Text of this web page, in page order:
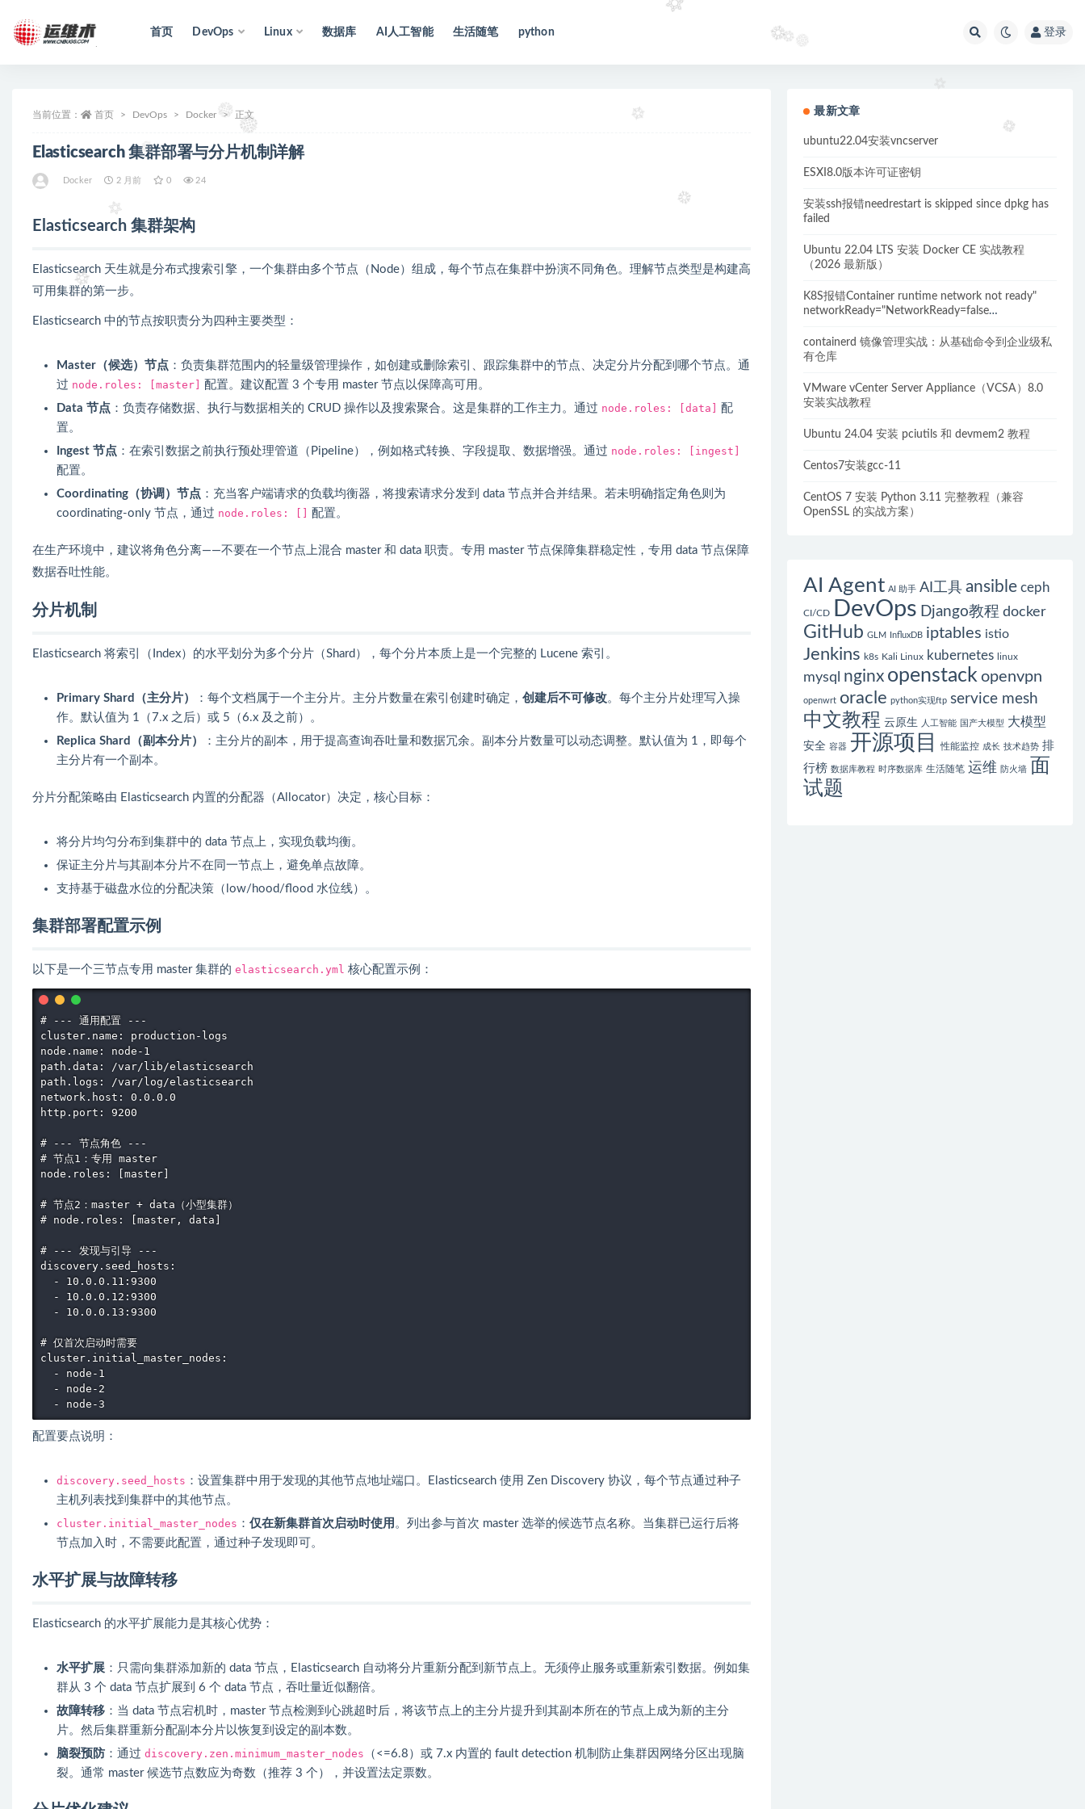
首页 DevOps Linux 数据库 AI人工智能 生活随笔 python 登录
当前位置： 首页 DevOps Docker 正文
Elasticsearch 集群部署与分片机制详解
Docker 2 月前 0 24
Elasticsearch 集群架构
Elasticsearch 天生就是分布式搜索引擎，一个集群由多个节点（Node）组成，每个节点在集群中扮演不同角色。理解节点类型是构建高
可用集群的第一步。
Elasticsearch 中的节点按职责分为四种主要类型：
Master（候选）节点 ：负责集群范围内的轻量级管理操作，如创建或删除索引、跟踪集群中的节点、决定分片分配到哪个节点。通
过 node.roles: [master]
配置。建议配置 3 个专用 master 节点以保障高可用。
Data 节点 ：负责存储数据、执行与数据相关的 CRUD 操作以及搜索聚合。这是集群的工作主力。通过 node.roles: [data]
配
置。
Ingest 节点 ：在索引数据之前执行预处理管道（Pipeline），例如格式转换、字段提取、数据增强。通过 node.roles: [ingest]
配置。
Coordinating（协调）节点 ：充当客户端请求的负载均衡器，将搜索请求分发到 data 节点并合并结果。若未明确指定角色则为
coordinating-only 节点，通过 node.roles: [] 配置。
在生产环境中，建议将角色分离——不要在一个节点上混合 master 和 data 职责。专用 master 节点保障集群稳定性，专用 data 节点保障
数据吞吐性能。
分片机制
Elasticsearch 将索引（Index）的水平划分为多个分片（Shard），每个分片本质上是一个完整的 Lucene 索引。
Primary Shard（主分片） ：每个文档属于一个主分片。主分片数量在索引创建时确定， 创建后不可修改。每个主分片处理写入操
作。默认值为 1（7.x 之后）或 5（6.x 及之前）。
Replica Shard（副本分片）
：主分片的副本，用于提高查询吞吐量和数据冗余。副本分片数量可以动态调整。默认值为 1，即每个
主分片有一个副本。
分片分配策略由 Elasticsearch 内置的分配器（Allocator）决定，核心目标：
将分片均匀分布到集群中的 data 节点上，实现负载均衡。
保证主分片与其副本分片不在同一节点上，避免单点故障。
支持基于磁盘水位的分配决策（low/hood/flood 水位线）。
集群部署配置示例
以下是一个三节点专用 master 集群的 elasticsearch.yml 核心配置示例：
# --- 通用配置 ---
cluster.name: production-logs
node.name: node-1
path.data: /var/lib/elasticsearch
path.logs: /var/log/elasticsearch
network.host: 0.0.0.0
http.port: 9200
# --- 节点角色 ---
# 节点1：专用 master
node.roles: [master]
# 节点2：master + data（小型集群）
# node.roles: [master, data]
# --- 发现与引导 ---
discovery.seed_hosts:
  - 10.0.0.11:9300
  - 10.0.0.12:9300
  - 10.0.0.13:9300
# 仅首次启动时需要
cluster.initial_master_nodes:
  - node-1
  - node-2
  - node-3
配置要点说明：
discovery.seed_hosts ：设置集群中用于发现的其他节点地址端口。Elasticsearch 使用 Zen Discovery 协议，每个节点通过种子
主机列表找到集群中的其他节点。
cluster.initial_master_nodes ： 仅在新集群首次启动时使用 。列出参与首次 master 选举的候选节点名称。当集群已运行后将
节点加入时，不需要此配置，通过种子发现即可。
水平扩展与故障转移
Elasticsearch 的水平扩展能力是其核心优势：
水平扩展 ：只需向集群添加新的 data 节点，Elasticsearch 自动将分片重新分配到新节点上。无须停止服务或重新索引数据。例如集
群从 3 个 data 节点扩展到 6 个 data 节点，吞吐量近似翻倍。
故障转移 ：当 data 节点宕机时，master 节点检测到心跳超时后，将该节点上的主分片提升到其副本所在的节点上成为新的主分
片。然后集群重新分配副本分片以恢复到设定的副本数。
脑裂预防 ：通过 discovery.zen.minimum_master_nodes （<=6.8）或 7.x 内置的 fault detection 机制防止集群因网络分区出现脑
裂。通常 master 候选节点数应为奇数（推荐 3 个），并设置法定票数。
最新文章
ubuntu22.04安装vncserver
ESXI8.0版本许可证密钥
安装ssh报错needrestart is skipped since dpkg has
failed
Ubuntu 22.04 LTS 安装 Docker CE 实战教程
（2026 最新版）
K8S报错Container runtime network not ready"
networkReady="NetworkReady=false
containerd 镜像管理实战：从基础命令到企业级私
有仓库
VMware vCenter Server Appliance（VCSA）8.0
安装实战教程
Ubuntu 24.04 安装 pciutils 和 devmem2 教程
Centos7安装gcc-11
CentOS 7 安装 Python 3.11 完整教程（兼容
OpenSSL 的实战方案）
AI Agent AI 助手 AI工具 ansible ceph
CI/CD DevOps Django教程 docker
GitHub GLM InfluxDB iptables istio
Jenkins k8s Kali Linux kubernetes linux
mysql nginx openstack openvpn
openwrt oracle python实现ftp service mesh
中文教程 云原生 人工智能 国产大模型 大模型
安全 容器 开源项目 性能监控 成长 技术趋势 排
行榜 数据库教程 时序数据库 生活随笔 运维 防火墙 面
试题